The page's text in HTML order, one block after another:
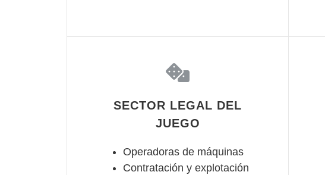
SECTOR LEGAL DEL
JUEGO
Operadoras de máquinas
Contratación y explotación